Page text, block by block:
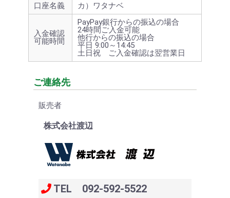
口座名義
カ）ワタナベ
入金確認
可能時間
PayPay銀行からの振込の場合
24時間ご入金可能
他行からの振込の場合
平日 9:00～14:45
土日祝 ご入金確認は翌営業日
ご連絡先
販売者
株式会社渡辺
TEL 092-592-5522